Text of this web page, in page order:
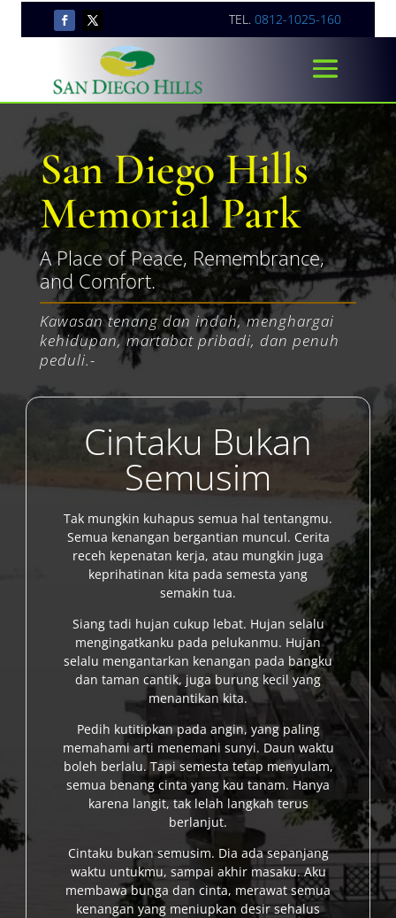
TEL. 0812-1025-160
San Diego Hills
Memorial Park
A Place of Peace, Remembrance,
and Comfort.
Kawasan tenang dan indah, menghargai
kehidupan, martabat pribadi, dan penuh
peduli.-
Cintaku Bukan
Semusim
Tak mungkin kuhapus semua hal tentangmu.
Semua kenangan bergantian muncul. Cerita
receh kepenatan kerja, atau mungkin juga
keprihatinan kita pada semesta yang
semakin tua.
Siang tadi hujan cukup lebat. Hujan selalu
mengingatkanku pada pelukanmu. Hujan
selalu mengantarkan kenangan pada bangku
dan taman cantik, juga burung kecil yang
menantikan kita.
Pedih kutitipkan pada angin, yang paling
memahami arti menemani sunyi. Daun waktu
boleh berlalu. Tapi semesta tetap menyulam,
semua benang cinta yang kau tanam. Hanya
karena langit, tak lelah langkah terus
berlanjut.
Cintaku bukan semusim. Dia ada sepanjang
waktu untukmu, sampai akhir masaku. Aku
membawa bunga dan cinta, merawat semua
kenangan yang meniupkan desir sehalus